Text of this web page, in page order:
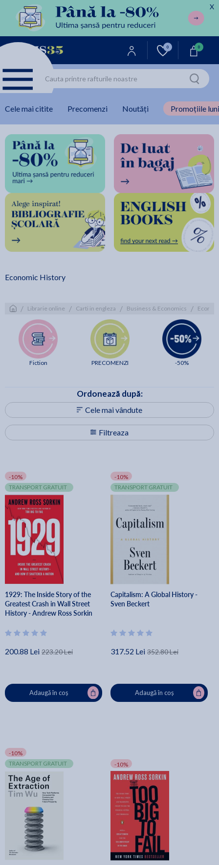
X
0 0
Cele mai citite Precomenzi Noutăți Promoțiile
Economic History
/ Librarie online / Carti in engleza / Business & Economics /
Fiction PRECOMENZI -50%
Filtreaza
Ordonează după:
Cele mai vândute
-10%
TRANSPORT GRATUIT
1929: The Inside Story of the
Greatest Crash in Wall Street
History - Andrew Ross Sorkin
200.88 Lei 223.20 Lei
Adaugă în coș
-10%
TRANSPORT GRATUIT
Capitalism: A Global History -
Sven Beckert
317.52 Lei 352.80 Lei
Adaugă în coș
-10%
TRANSPORT GRATUIT
-10%